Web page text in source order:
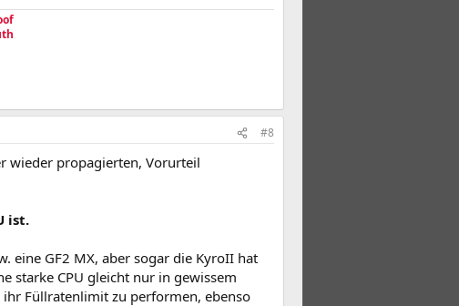
#8
wieder propagierten, Vorurteil
ist.
eine GF2 MX, aber sogar die KyroII hat
starke CPU gleicht nur in gewissem
Füllratenlimit zu performen, ebenso